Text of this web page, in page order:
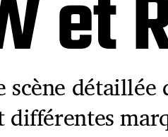
et
scène
différentes